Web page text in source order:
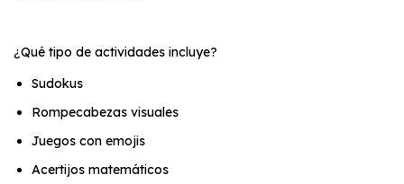
¿Qué tipo de actividades incluye?
Sudokus
Rompecabezas visuales
Juegos con emojis
Acertijos matemáticos